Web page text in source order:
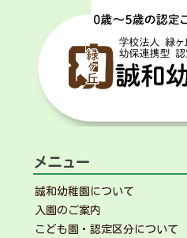
メニュー
誠和幼稚園について
入園のご案内
こども園・認定区分について